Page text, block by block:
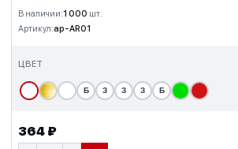
В наличии:1 000 шт.
Артикул:ap-AR01
ЦВЕТ
Б З З З Б
364 ₽